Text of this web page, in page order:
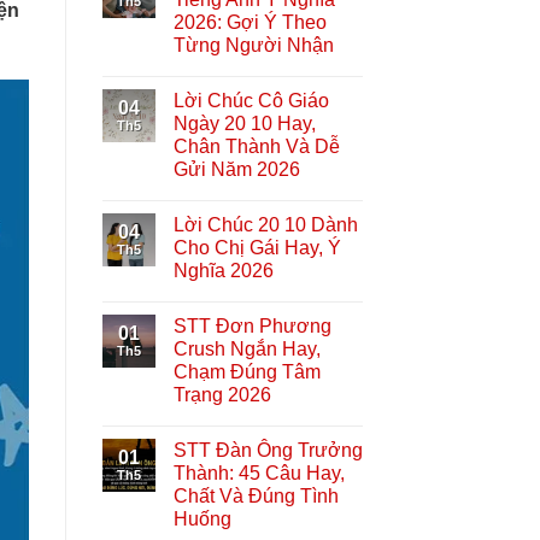
2026: Gợi Ý Theo
Từng Người Nhận
04
Th5
Lời Chúc Cô Giáo
Ngày 20 10 Hay,
Chân Thành Và Dễ
Gửi Năm 2026
04
Th5
Lời Chúc 20 10 Dành
Cho Chị Gái Hay, Ý
Nghĩa 2026
01
Th5
STT Đơn Phương
Crush Ngắn Hay,
Chạm Đúng Tâm
Trạng 2026
01
Th5
STT Đàn Ông Trưởng
Thành: 45 Câu Hay,
Chất Và Đúng Tình
Huống